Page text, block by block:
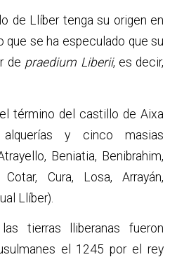
de Llíber tenga su origen en
que se ha especulado que su
de praedium Liberii, es decir,
término del castillo de Aixa
y cinco masias
Beniatia, Benibrahim,
Cotar, Cura, Losa, Arrayán,
Llíber).
tierras lliberanas fueron
el 1245 por el rey